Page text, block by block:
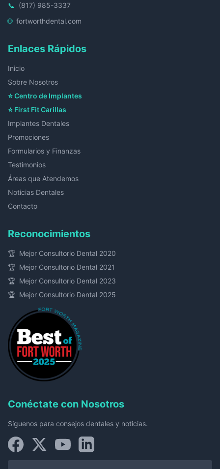
📞 (817) 985-3337
🌐 fortworthdental.com
Enlaces Rápidos
Inicio
Sobre Nosotros
⭐ Centro de Implantes
⭐ First Fit Carillas
Implantes Dentales
Promociones
Formularios y Finanzas
Testimonios
Áreas que Atendemos
Noticias Dentales
Contacto
Reconocimientos
🏆 Mejor Consultorio Dental 2020
🏆 Mejor Consultorio Dental 2021
🏆 Mejor Consultorio Dental 2023
🏆 Mejor Consultorio Dental 2025
Conéctate con Nosotros
Síguenos para consejos dentales y noticias.